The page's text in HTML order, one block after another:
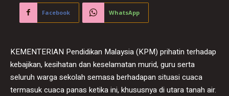
Facebook WhatsApp
KEMENTERIAN Pendidikan Malaysia (KPM) prihatin terhadap
kebajikan, kesihatan dan keselamatan murid, guru serta
seluruh warga sekolah semasa berhadapan situasi cuaca
termasuk cuaca panas ketika ini, khususnya di utara tanah air.